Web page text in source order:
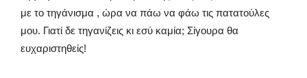
με το τηγάνισμα , ώρα να πάω να φάω τις πατατούλες
μου. Γιατί δε τηγανίζεις κι εσύ καμία; Σίγουρα θα
ευχαριστηθείς!